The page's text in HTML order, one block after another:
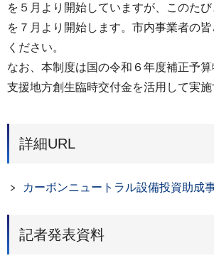
を５月より開始していますが、このた
を７月より開始します。市内事業者の
ください。
なお、本制度は国の令和６年度補正予
支援地方創生臨時交付金を活用して実施
詳細URL
カーボンニュートラル設備投資助成
記者発表資料